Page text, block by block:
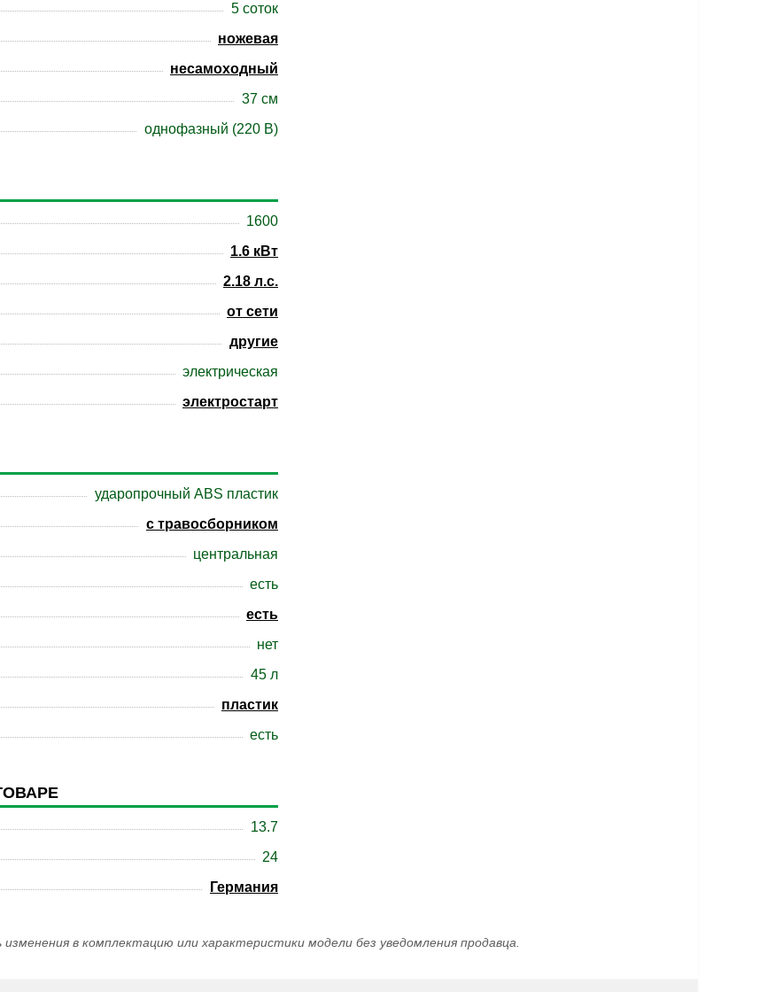
5 соток
ножевая
несамоходный
37 см
однофазный (220 В)
1600
1.6 кВт
2.18 л.с.
от сети
другие
электрическая
электростарт
ударопрочный ABS пластик
с травосборником
центральная
есть
есть
нет
45 л
пластик
есть
13.7
24
Германия
в комплектацию или характеристики модели без уведомления продавца.